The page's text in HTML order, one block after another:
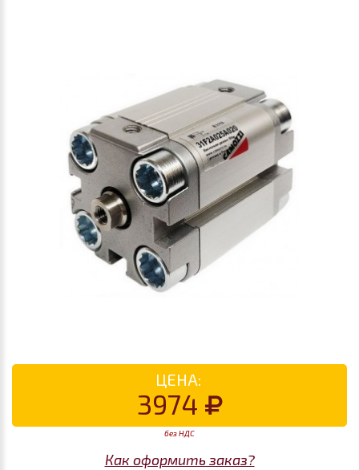
ЦЕНА:
3974
без НДС
Как оформить заказ?